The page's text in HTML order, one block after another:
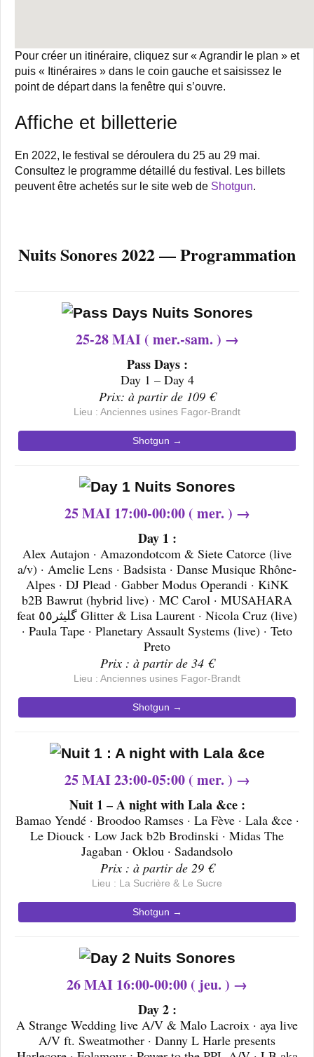
Pour créer un itinéraire, cliquez sur « Agrandir le plan » et
puis « Itinéraires » dans le coin gauche et saisissez le
point de départ dans la fenêtre qui s’ouvre.
Affiche et billetterie
En 2022, le festival se déroulera du 25 au 29 mai.
Consultez le programme détaillé du festival. Les billets
peuvent être achetés sur le site web de Shotgun.
Nuits Sonores 2022 — Programmation
25-28 MAI ( mer.-sam. ) →
Pass Days :
Day 1 – Day 4
Prix: à partir de 109 €
Lieu : Anciennes usines Fagor-Brandt
Shotgun →
25 MAI 17:00-00:00 ( mer. ) →
Day 1 :
Alex Autajon · Amazondotcom & Siete Catorce (live
a/v) · Amelie Lens · Badsista · Danse Musique Rhône-
Alpes · DJ Plead · Gabber Modus Operandi · KiNK
b2B Bawrut (hybrid live) · MC Carol · MUSAHARA
feat گليثر٥٥ Glitter & Lisa Laurent · Nicola Cruz (live)
· Paula Tape · Planetary Assault Systems (live) · Teto
Preto
Prix : à partir de 34 €
Lieu : Anciennes usines Fagor-Brandt
Shotgun →
25 MAI 23:00-05:00 ( mer. ) →
Nuit 1 – A night with Lala &ce :
Bamao Yendé · Broodoo Ramses · La Fève · Lala &ce ·
Le Diouck · Low Jack b2b Brodinski · Midas The
Jagaban · Oklou · Sadandsolo
Prix : à partir de 29 €
Lieu : La Sucrière & Le Sucre
Shotgun →
26 MAI 16:00-00:00 ( jeu. ) →
Day 2 :
A Strange Wedding live A/V & Malo Lacroix · aya live
A/V ft. Sweatmother · Danny L Harle presents